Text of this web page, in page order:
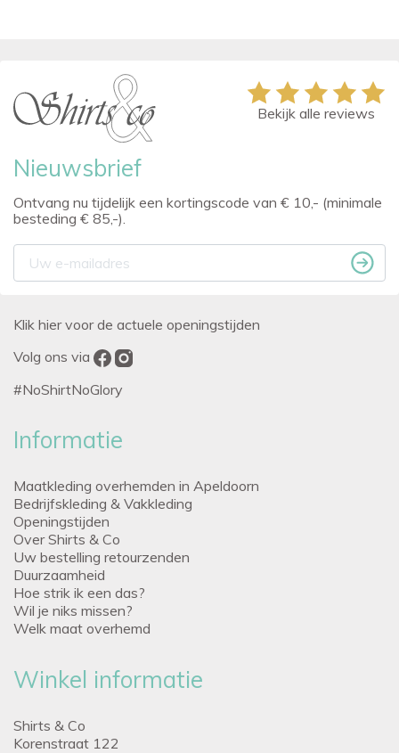
Nieuwsbrief
Ontvang nu tijdelijk een kortingscode van € 10,- (minimale
besteding € 85,-).
Bekijk alle reviews
Klik hier voor de actuele openingstijden
Volg ons via
#NoShirtNoGlory
Informatie
Maatkleding overhemden in Apeldoorn
Bedrijfskleding & Vakkleding
Openingstijden
Over Shirts & Co
Uw bestelling retourzenden
Duurzaamheid
Hoe strik ik een das?
Wil je niks missen?
Welk maat overhemd
Winkel informatie
Shirts & Co
Korenstraat 122